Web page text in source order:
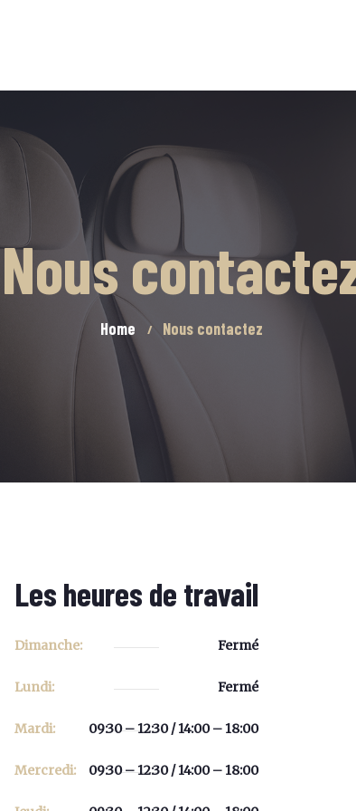
Nous
Home Nous contactez
Les heures de travail
Dimanche: Fermé
Lundi: Fermé
Mardi: 09:30 – 12:30 / 14:00 – 18:00
Mercredi: 09:30 – 12:30 / 14:00 – 18:00